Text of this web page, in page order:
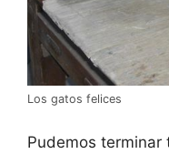
Los gatos felices
Pudemos